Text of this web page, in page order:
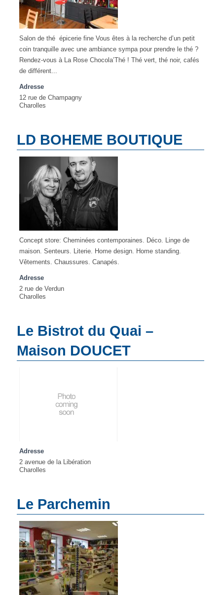
Salon de thé épicerie fine Vous êtes à la recherche d’un petit
coin tranquille avec une ambiance sympa pour prendre le thé ?
Rendez-vous à La Rose Chocola’Thé ! Thé vert, thé noir, cafés
de différent...
Adresse
12 rue de Champagny
Charolles
LD BOHEME BOUTIQUE
Concept store: Cheminées contemporaines. Déco. Linge de
maison. Senteurs. Literie. Home design. Home standing.
Vêtements. Chaussures. Canapés.
Adresse
2 rue de Verdun
Charolles
Le Bistrot du Quai –
Maison DOUCET
Adresse
2 avenue de la Libération
Charolles
Le Parchemin